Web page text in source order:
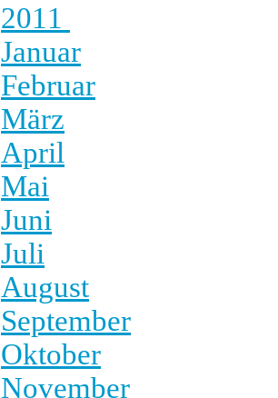
2011
Januar
Februar
März
April
Mai
Juni
Juli
August
September
Oktober
November